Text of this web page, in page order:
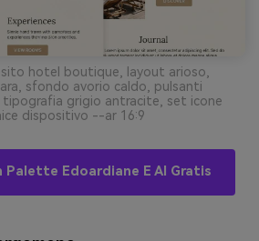
sito hotel boutique, layout arioso,
sfondo avorio caldo, pulsanti
grigio antracite, set icone
dispositivo --ar 16:9
Palette Edoardiane E AI Gratis